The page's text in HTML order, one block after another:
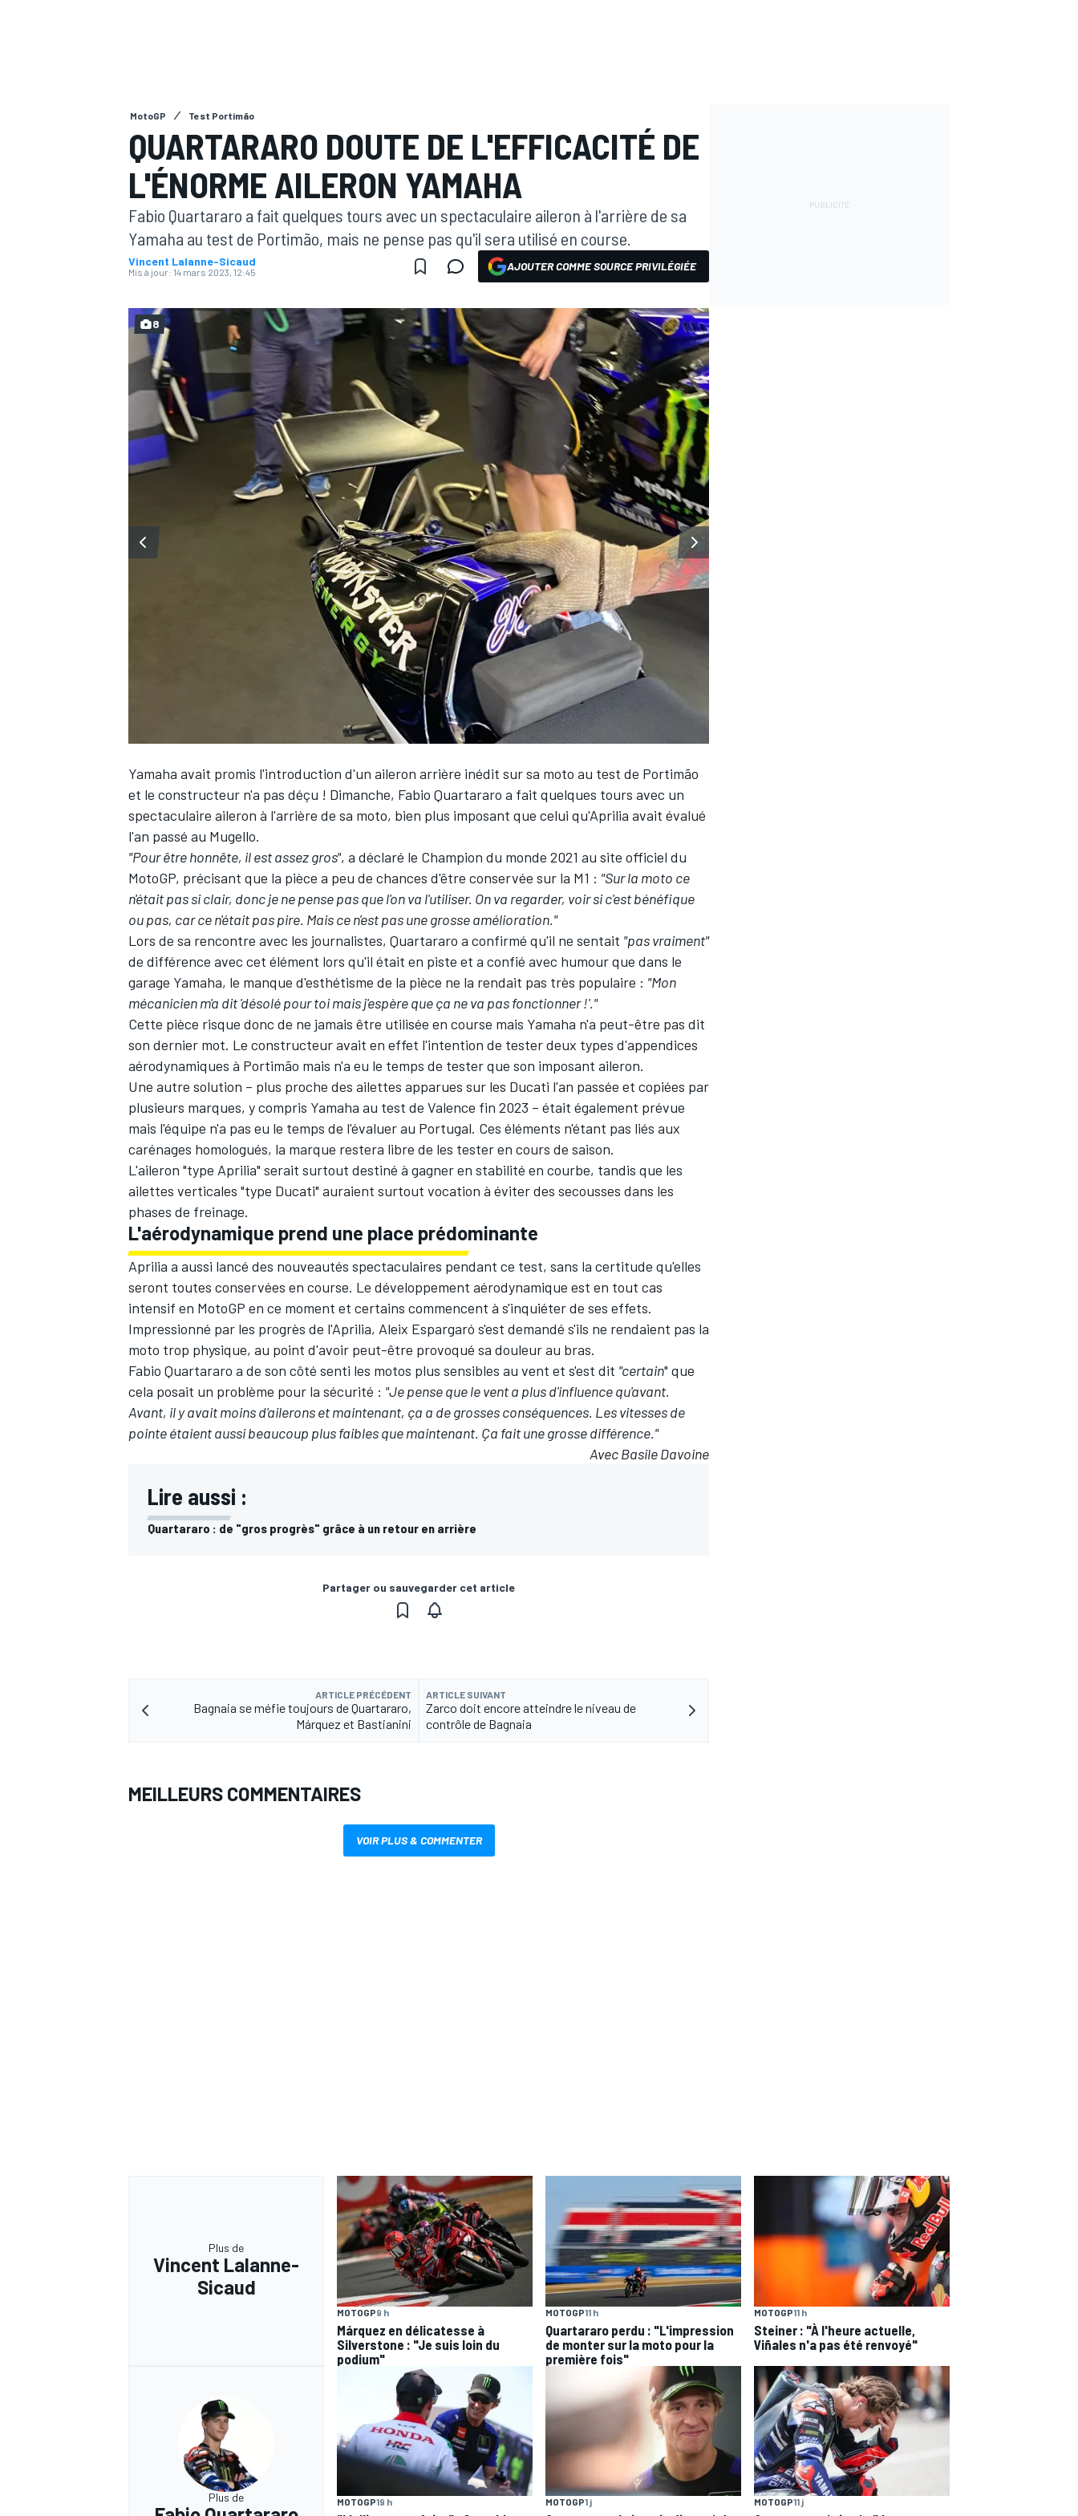
MOTOGP
AUTRES CHAMPIONNATS
MotoGP Test Portimão
QUARTARARO DOUTE DE L'EFFICACITÉ DE
L'ÉNORME AILERON YAMAHA
Fabio Quartararo a fait quelques tours avec un spectaculaire aileron à l'arrière de sa
Yamaha au test de Portimão, mais ne pense pas qu'il sera utilisé en course.
Vincent Lalanne-Sicaud
Mis à jour: 14 mars 2023, 12:45 AJOUTER COMME SOURCE PRIVILÉGIÉE
8
Yamaha avait promis l'introduction d'un aileron arrière inédit sur sa moto au test de Portimão
et le constructeur n'a pas déçu ! Dimanche, Fabio Quartararo a fait quelques tours avec un
spectaculaire aileron à l'arrière de sa moto, bien plus imposant que celui qu'Aprilia avait évalué
l'an passé au Mugello.
"Pour être honnête, il est assez gros", a déclaré le Champion du monde 2021 au site officiel du
MotoGP, précisant que la pièce a peu de chances d'être conservée sur la M1 : "Sur la moto ce
n'était pas si clair, donc je ne pense pas que l'on va l'utiliser. On va regarder, voir si c'est bénéfique
ou pas, car ce n'était pas pire. Mais ce n'est pas une grosse amélioration."
Lors de sa rencontre avec les journalistes, Quartararo a confirmé qu'il ne sentait "pas vraiment"
de différence avec cet élément lors qu'il était en piste et a confié avec humour que dans le
garage Yamaha, le manque d'esthétisme de la pièce ne la rendait pas très populaire : "Mon
mécanicien m'a dit 'désolé pour toi mais j'espère que ça ne va pas fonctionner !'."
Cette pièce risque donc de ne jamais être utilisée en course mais Yamaha n'a peut-être pas dit
son dernier mot. Le constructeur avait en effet l'intention de tester deux types d'appendices
aérodynamiques à Portimão mais n'a eu le temps de tester que son imposant aileron.
Une autre solution – plus proche des ailettes apparues sur les Ducati l'an passée et copiées par
plusieurs marques, y compris Yamaha au test de Valence fin 2023 – était également prévue
mais l'équipe n'a pas eu le temps de l'évaluer au Portugal. Ces éléments n'étant pas liés aux
carénages homologués, la marque restera libre de les tester en cours de saison.
L'aileron "type Aprilia" serait surtout destiné à gagner en stabilité en courbe, tandis que les
ailettes verticales "type Ducati" auraient surtout vocation à éviter des secousses dans les
phases de freinage.
L'aérodynamique prend une place prédominante
Aprilia a aussi lancé des nouveautés spectaculaires pendant ce test, sans la certitude qu'elles
seront toutes conservées en course. Le développement aérodynamique est en tout cas
intensif en MotoGP en ce moment et certains commencent à s'inquiéter de ses effets.
Impressionné par les progrès de l'Aprilia, Aleix Espargaró s'est demandé s'ils ne rendaient pas la
moto trop physique, au point d'avoir peut-être provoqué sa douleur au bras.
Fabio Quartararo a de son côté senti les motos plus sensibles au vent et s'est dit "certain" que
cela posait un problème pour la sécurité : "Je pense que le vent a plus d'influence qu'avant.
Avant, il y avait moins d'ailerons et maintenant, ça a de grosses conséquences. Les vitesses de
pointe étaient aussi beaucoup plus faibles que maintenant. Ça fait une grosse différence."
Avec Basile Davoine
Lire aussi :
Quartararo : de "gros progrès" grâce à un retour en arrière
Partager ou sauvegarder cet article
ARTICLE PRÉCÉDENT
Bagnaia se méfie toujours de Quartararo,
Márquez et Bastianini
ARTICLE SUIVANT
Zarco doit encore atteindre le niveau de
contrôle de Bagnaia
MEILLEURS COMMENTAIRES
VOIR PLUS & COMMENTER
Plus de
Vincent Lalanne-
Sicaud
MOTOGP9 h
Márquez en délicatesse à
Silverstone : "Je suis loin du
podium"
MOTOGP11 h
Quartararo perdu : "L'impression
de monter sur la moto pour la
première fois"
MOTOGP11 h
Steiner : "À l'heure actuelle,
Viñales n'a pas été renvoyé"
Plus de MOTOGP19 h MOTOGP1 j MOTOGP11 j